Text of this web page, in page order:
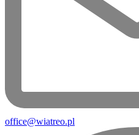
office@wiatreo.pl